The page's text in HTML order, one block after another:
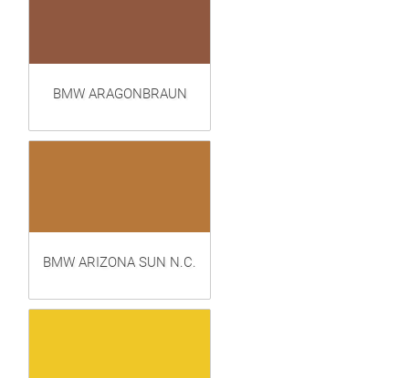
BMW ARAGONBRAUN
BMW ARIZONA SUN N.C.